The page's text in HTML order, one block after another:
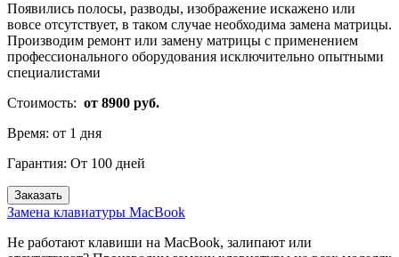
Появились полосы, разводы, изображение искажено или
вовсе отсутствует, в таком случае необходима замена матрицы.
Производим ремонт или замену матрицы с применением
профессионального оборудования исключительно опытными
специалистами
Стоимость: от 8900 руб.
Время: от 1 дня
Гарантия: От 100 дней
Заказать
Замена клавиатуры MacBook
Не работают клавиши на MacBook, залипают или